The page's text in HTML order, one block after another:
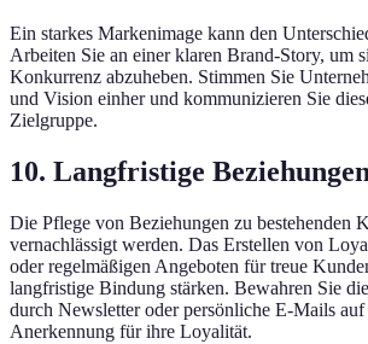
Ein starkes Markenimage kann den
Arbeiten Sie an einer klaren Brand-Story, um
Konkurrenz abzuheben. Stimmen Sie
und Vision einher und kommunizieren Sie
Zielgruppe.
10. Langfristige
Die Pflege von Beziehungen zu bestehenden
vernachlässigt werden. Das Erstellen von
oder regelmäßigen Angeboten für treue
langfristige Bindung stärken. Bewahren Sie
durch Newsletter oder persönliche E-Mails
Anerkennung für ihre Loyalität.